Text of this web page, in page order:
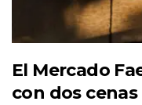
El Mercado
con dos